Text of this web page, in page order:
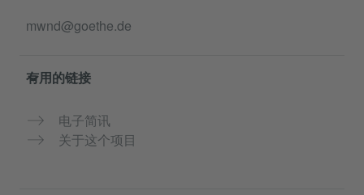
mwnd@goethe.de
有用的链接
电子简讯
关于这个项目